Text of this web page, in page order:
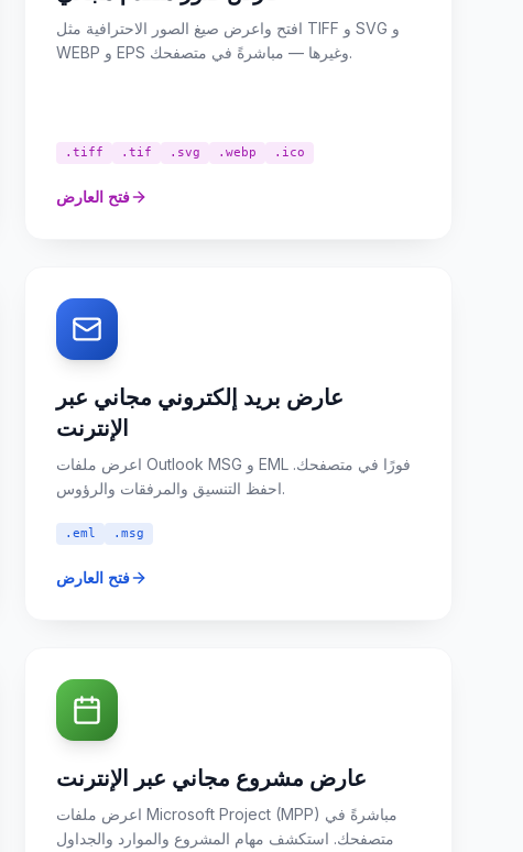
افتح واعرض صيغ الصور الاحترافية مثل TIFF و SVG و
WEBP و EPS وغيرها — مباشرةً في متصفحك.
.tiff .tif .svg .webp .ico
فتح العارض
عارض بريد إلكتروني مجاني عبر
الإنترنت
اعرض ملفات Outlook MSG و EML فورًا في متصفحك.
احفظ التنسيق والمرفقات والرؤوس.
.eml .msg
فتح العارض
عارض مشروع مجاني عبر الإنترنت
اعرض ملفات Microsoft Project (MPP) مباشرةً في
متصفحك. استكشف مهام المشروع والموارد والجداول